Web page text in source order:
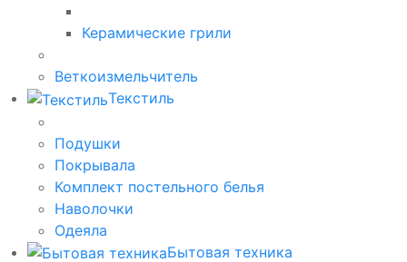
Керамические грили
Веткоизмельчитель
Текстиль
Подушки
Покрывала
Комплект постельного белья
Наволочки
Одеяла
Бытовая техника